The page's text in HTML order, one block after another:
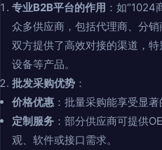
专业B2B平台的作用 ：如“1024
众多供应商，包括代理商、分
双方提供了高效对接的渠道，
设备等产品。
批发采购优势 ：
价格优惠 ：批量采购能享受显著
定制服务 ：部分供应商可提供
观、软件或接口需求。